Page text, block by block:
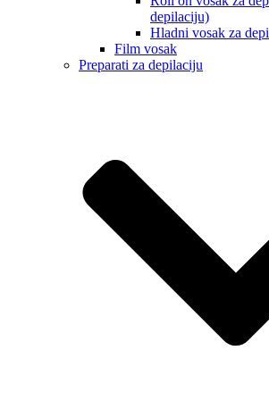
depilaciju)
Hladni vosak za
Film vosak
Preparati za depilaciju